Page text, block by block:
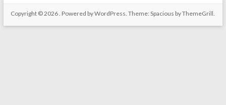
Copyright © 2026. Powered byWordPress. Theme: Spacious byThemeGrill.